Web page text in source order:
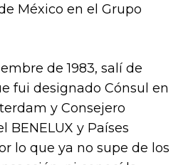
México en el Grupo
de 1983, salí de
fui designado Cónsul en
y Consejero
BENELUX y Países
lo que ya no supe de los